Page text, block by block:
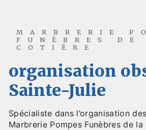
MARBRERIE
FUNÈBRES DE
COTIÈRE
organisation
Sainte-Julie
Spécialiste dans l’organisation
Marbrerie Pompes Funèbres de